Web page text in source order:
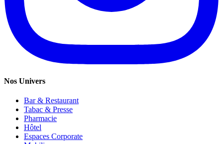
Nos Univers
Bar & Restaurant
Tabac & Presse
Pharmacie
Hôtel
Espaces Corporate